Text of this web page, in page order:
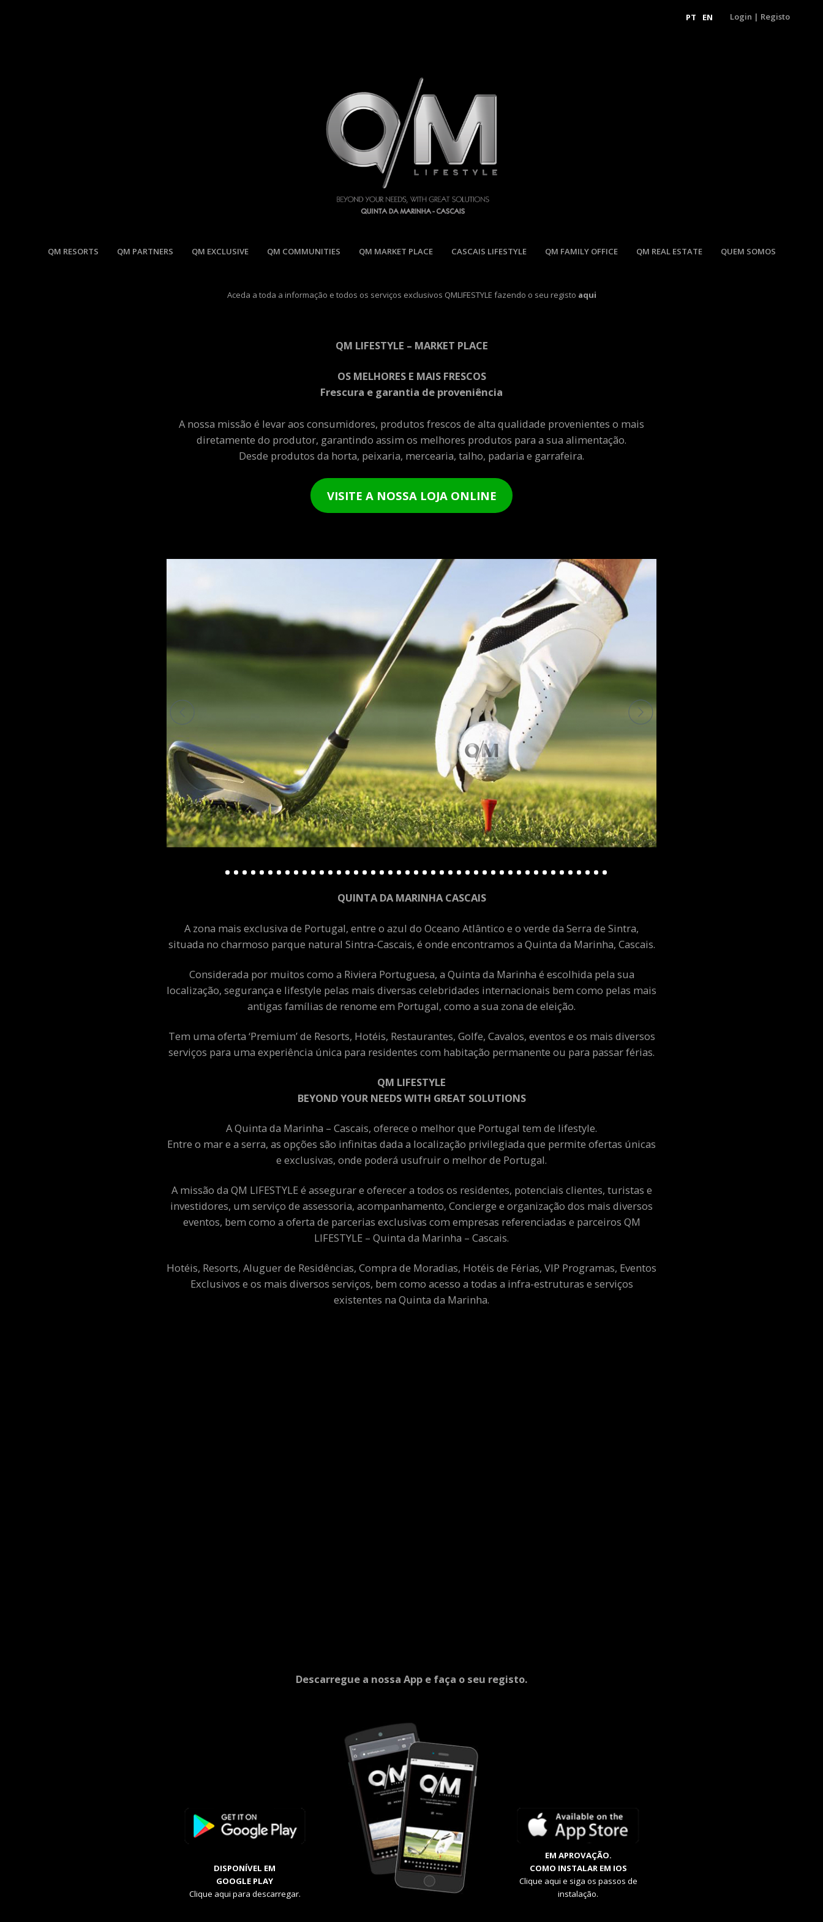
PT EN Login | Registo
QM RESORTS QM PARTNERS QM EXCLUSIVE QM COMMUNITIES QM MARKET PLACE CASCAIS LIFESTYLE QM FAMILY OFFICE QM REAL ESTATE QUEM SOMOS
Aceda a toda a informação e todos os serviços exclusivos QMLIFESTYLE fazendo o seu registo aqui
QM LIFESTYLE – MARKET PLACE
OS MELHORES E MAIS FRESCOS
Frescura e garantia de proveniência
A nossa missão é levar aos consumidores, produtos frescos de alta qualidade provenientes o mais
diretamente do produtor, garantindo assim os melhores produtos para a sua alimentação.
Desde produtos da horta, peixaria, mercearia, talho, padaria e garrafeira.
VISITE A NOSSA LOJA ONLINE
QUINTA DA MARINHA CASCAIS
A zona mais exclusiva de Portugal, entre o azul do Oceano Atlântico e o verde da Serra de Sintra,
situada no charmoso parque natural Sintra-Cascais, é onde encontramos a Quinta da Marinha, Cascais.
Considerada por muitos como a Riviera Portuguesa, a Quinta da Marinha é escolhida pela sua
localização, segurança e lifestyle pelas mais diversas celebridades internacionais bem como pelas mais
antigas famílias de renome em Portugal, como a sua zona de eleição.
Tem uma oferta ‘Premium’ de Resorts, Hotéis, Restaurantes, Golfe, Cavalos, eventos e os mais diversos
serviços para uma experiência única para residentes com habitação permanente ou para passar férias.
QM LIFESTYLE
BEYOND YOUR NEEDS WITH GREAT SOLUTIONS
A Quinta da Marinha – Cascais, oferece o melhor que Portugal tem de lifestyle.
Entre o mar e a serra, as opções são infinitas dada a localização privilegiada que permite ofertas únicas
e exclusivas, onde poderá usufruir o melhor de Portugal.
A missão da QM LIFESTYLE é assegurar e oferecer a todos os residentes, potenciais clientes, turistas e
investidores, um serviço de assessoria, acompanhamento, Concierge e organização dos mais diversos
eventos, bem como a oferta de parcerias exclusivas com empresas referenciadas e parceiros QM
LIFESTYLE – Quinta da Marinha – Cascais.
Hotéis, Resorts, Aluguer de Residências, Compra de Moradias, Hotéis de Férias, VIP Programas, Eventos
Exclusivos e os mais diversos serviços, bem como acesso a todas a infra-estruturas e serviços
existentes na Quinta da Marinha.
Descarregue a nossa App e faça o seu registo.
DISPONÍVEL EM
GOOGLE PLAY
Clique aqui para descarregar.
EM APROVAÇÃO.
COMO INSTALAR EM IOS
Clique aqui e siga os passos de
instalação.